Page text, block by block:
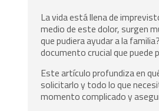
La vida está llena de
medio de este dolor, surgen
que pudiera ayudar a la
documento crucial que
Este artículo profundiza en
solicitarlo y todo lo que
momento complicado y